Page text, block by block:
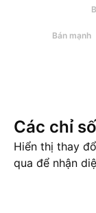
Bán mạnh
Các chỉ
Hiển thị thay
qua để nhận